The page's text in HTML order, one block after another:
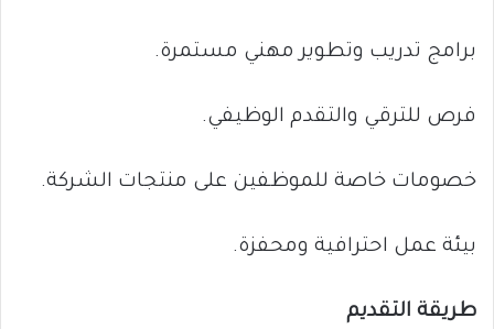
برامج تدريب وتطوير مهني مستمرة.
فرص للترقي والتقدم الوظيفي.
خصومات خاصة للموظفين على منتجات الشركة.
بيئة عمل احترافية ومحفزة.
طريقة التقديم